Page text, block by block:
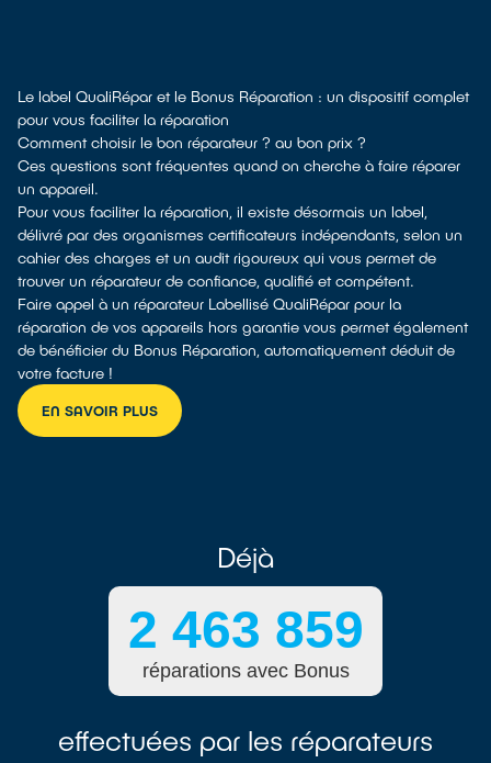
Le label QualiRépar et le Bonus Réparation : un dispositif complet
pour vous faciliter la réparation
Comment choisir le bon réparateur ? au bon prix ?
Ces questions sont fréquentes quand on cherche à faire réparer
un appareil.
Pour vous faciliter la réparation, il existe désormais un label,
délivré par des organismes certificateurs indépendants, selon un
cahier des charges et un audit rigoureux qui vous permet de
trouver un réparateur de confiance, qualifié et compétent.
Faire appel à un réparateur Labellisé QualiRépar pour la
réparation de vos appareils hors garantie vous permet également
de bénéficier du Bonus Réparation, automatiquement déduit de
votre facture !
EN SAVOIR PLUS
Déjà
effectuées par les réparateurs